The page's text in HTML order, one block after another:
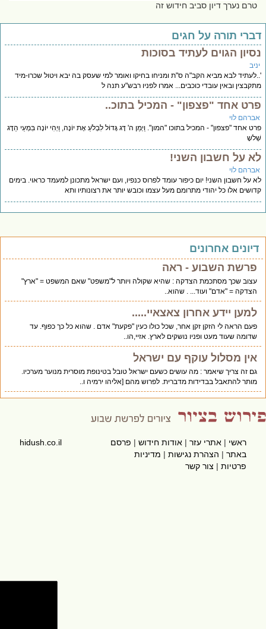
טרם נערך דיון סביב חידוש זה
תורה על חגים
הגוים לעתיד בסוכות
לבא מביא הקב"ה ס"ת ומניחו בחיקו ואומר למי שעסק בה יבא ויטול שכרו-מיד
ובאין עובדי כוכבים... אמרו לפניו רבש"ע תנה ל
אחד "פצפון" - המכיל בתוכ..
לוי
אחד "פצפון" - המכיל בתוכו "המון". וַיְמַן ה' דָּג גָּדוֹל לִבְלֹעַ אֶת יוֹנָה, וַיְהִי יוֹנָה בִּמְעֵי הַדָּג
על חשבון השני!
לוי
על חשבון השני! יום כיפור עומד לפרוס כנפיו, ועם ישראל מתכונן למעמד כראוי. בימים
אלו כל יהודי מתרומם מעל עצמו וכובש יותר את רצונותיו ותא
אחרונים
פרשת השבוע - ראה
עצוב שכך מסתכמת הצדקה : שהיא שקולה ויותר ל"משפט" שאם המשפט = "ארץ"
הצדקה = "אדם" ועוד... . שהוא..
למען יידע אחרון צאצאיי.....
פעם הראה לי הזקן זקן אחר, שכל כולו כעין "פקעת" אדם . שהוא כל כך כפוף. עד
שדומה שעוד מעט ופניו נושקים לארץ. אזיי,הו..
אין מסלול עוקף עם ישראל
גם זה צריך שיאמר : מה עושים כשעם ישראל טובל בטינופת מוסרית מנוער מערכיו.
מותר להתאבל בבדידות מדברית. לפרוש מהם [אליהו ירמיה ו..
ראשי|אתרי עזר|אודות חידוש|פרסם
באתר|הצהרת נגישות|מדיניות
פרטיות|צור קשר
hidush.co.il